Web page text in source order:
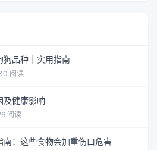
狗品种｜实用指南
阅读
及健康影响
阅读
：这些食物会加重伤口危害